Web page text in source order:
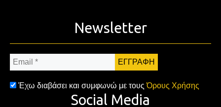
Newsletter
Email
*
Έχω διαβάσει και συμφωνώ με τουςΌρους Χρήσης
Social Media